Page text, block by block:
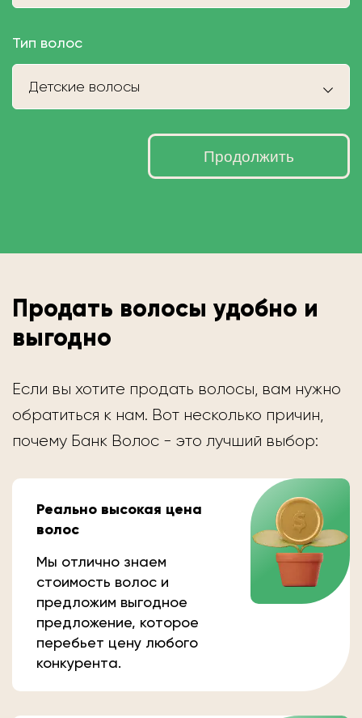
Тип волос
Детские волосы
Продолжить
Продать волосы удобно и
выгодно
Если вы хотите продать волосы, вам нужно
обратиться к нам. Вот несколько причин,
почему Банк Волос - это лучший выбор:
Реально высокая цена
волос
Мы отлично знаем
стоимость волос и
предложим выгодное
предложение, которое
перебьет цену любого
конкурента.